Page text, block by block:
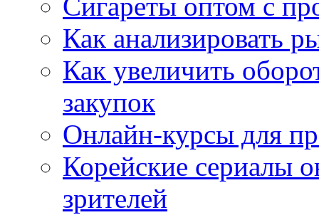
Сигареты оптом с
Как анализировать
Как увеличить
закупок
Онлайн-курсы для
Корейские сериалы
зрителей